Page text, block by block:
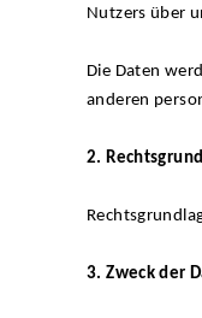
Nutzers über
Die Daten
anderen
2.
3. Zweck der